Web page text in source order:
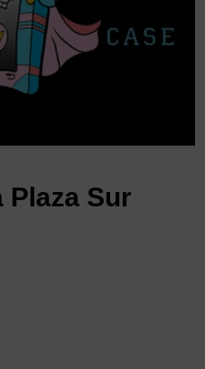
Plaza Sur